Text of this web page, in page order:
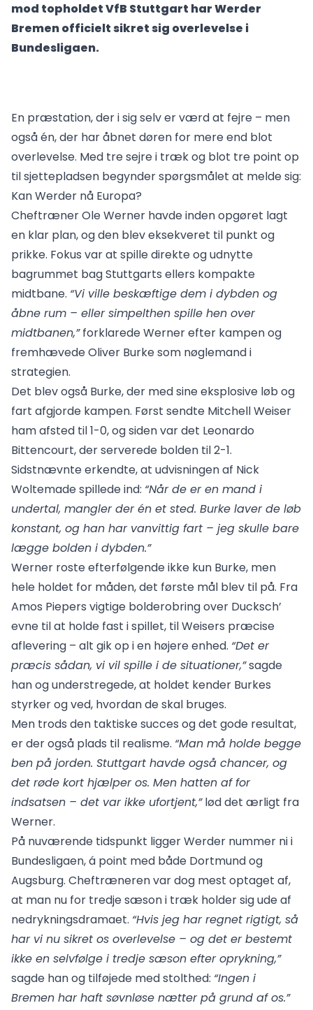
mod topholdet VfB Stuttgart har Werder
Bremen officielt sikret sig overlevelse i
Bundesligaen.
En præstation, der i sig selv er værd at fejre – men
også én, der har åbnet døren for mere end blot
overlevelse. Med tre sejre i træk og blot tre point op
til sjettepladsen begynder spørgsmålet at melde sig:
Kan Werder nå Europa?
Cheftræner Ole Werner havde inden opgøret lagt
en klar plan, og den blev eksekveret til punkt og
prikke. Fokus var at spille direkte og udnytte
bagrummet bag Stuttgarts ellers kompakte
midtbane. “Vi ville beskæftige dem i dybden og
åbne rum – eller simpelthen spille hen over
midtbanen,”forklarede Werner efter kampen og
fremhævede Oliver Burke som nøglemand i
strategien.
Det blev også Burke, der med sine eksplosive løb og
fart afgjorde kampen. Først sendte Mitchell Weiser
ham afsted til 1-0, og siden var det Leonardo
Bittencourt, der serverede bolden til 2-1.
Sidstnævnte erkendte, at udvisningen af Nick
Woltemade spillede ind: “Når de er en mand i
undertal, mangler der én et sted. Burke laver de løb
konstant, og han har vanvittig fart – jeg skulle bare
lægge bolden i dybden.”
Werner roste efterfølgende ikke kun Burke, men
hele holdet for måden, det første mål blev til på. Fra
Amos Piepers vigtige bolderobring over Ducksch’
evne til at holde fast i spillet, til Weisers præcise
aflevering – alt gik op i en højere enhed. “Det er
præcis sådan, vi vil spille i de situationer,”sagde
han og understregede, at holdet kender Burkes
styrker og ved, hvordan de skal bruges.
Men trods den taktiske succes og det gode resultat,
er der også plads til realisme. “Man må holde begge
ben på jorden. Stuttgart havde også chancer, og
det røde kort hjælper os. Men hatten af for
indsatsen – det var ikke ufortjent,”lød det ærligt fra
Werner.
På nuværende tidspunkt ligger Werder nummer ni i
Bundesligaen, á point med både Dortmund og
Augsburg. Cheftræneren var dog mest optaget af,
at man nu for tredje sæson i træk holder sig ude af
nedrykningsdramaet. “Hvis jeg har regnet rigtigt, så
har vi nu sikret os overlevelse – og det er bestemt
ikke en selvfølge i tredje sæson efter oprykning,”
sagde han og tilføjede med stolthed: “Ingen i
Bremen har haft søvnløse nætter på grund af os.”